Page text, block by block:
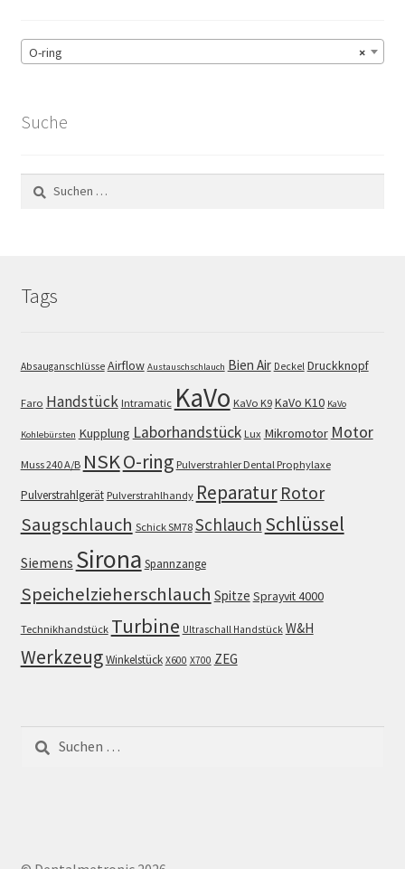
×
O-ring
Suche
Suchen
nach:
Tags
Absauganschlüsse Airflow Austauschschlauch Bien Air Deckel Druckknopf
Faro Handstück Intramatic KaVo KaVo K9 KaVo K10 KaVo
Kohlebürsten Kupplung Laborhandstück Lux Mikromotor Motor
Muss 240 A/B NSKO-ring Pulverstrahler Dental Prophylaxe
Pulverstrahlgerät Pulverstrahlhandy Reparatur Rotor
Saugschlauch Schick SM78 Schlauch Schlüssel
Siemens Sirona Spannzange
Speichelzieherschlauch Spitze Sprayvit 4000
Technikhandstück Turbine Ultraschall Handstück W&H
WerkzeugWinkelstück X600 X700 ZEG
Suchen
nach: